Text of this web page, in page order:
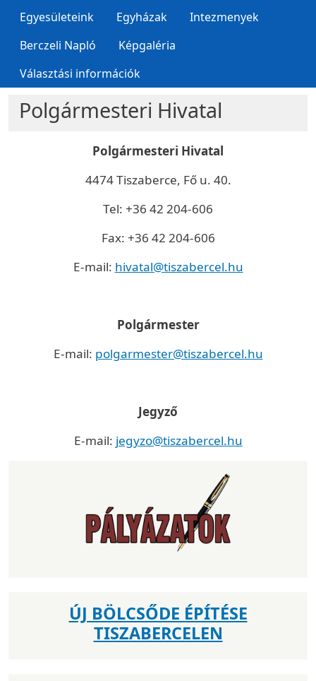
Egyesületeink
Egyházak
Intezmenyek
Berczeli Napló
Képgaléria
Választási információk
Polgármesteri Hivatal
Polgármesteri Hivatal
4474 Tiszaberce, Fő u. 40.
Tel: +36 42 204-606
Fax: +36 42 204-606
E-mail: hivatal@tiszabercel.hu
Polgármester
E-mail: polgarmester@tiszabercel.hu
Jegyző
E-mail: jegyzo@tiszabercel.hu
ÚJ BÖLCSŐDE ÉPÍTÉSE
TISZABERCELEN